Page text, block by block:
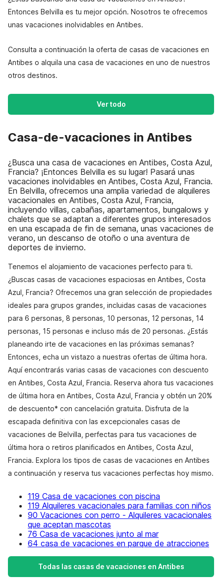
Entonces Belvilla es tu mejor opción. Nosotros te ofrecemos
unas vacaciones inolvidables en Antibes.
Consulta a continuación la oferta de casas de vacaciones en
Antibes o alquila una casa de vacaciones en uno de nuestros
otros destinos.
Ver todo
Casa-de-vacaciones in Antibes
¿Busca una casa de vacaciones en Antibes, Costa Azul,
Francia? ¡Entonces Belvilla es su lugar! Pasará unas
vacaciones inolvidables en Antibes, Costa Azul, Francia.
En Belvilla, ofrecemos una amplia variedad de alquileres
vacacionales en Antibes, Costa Azul, Francia,
incluyendo villas, cabañas, apartamentos, bungalows y
chalets que se adaptan a diferentes grupos interesados
en una escapada de fin de semana, unas vacaciones de
verano, un descanso de otoño o una aventura de
deportes de invierno.
Tenemos el alojamiento de vacaciones perfecto para ti.
¿Buscas casas de vacaciones espaciosas en Antibes, Costa
Azul, Francia? Ofrecemos una gran selección de propiedades
ideales para grupos grandes, incluidas casas de vacaciones
para 6 personas, 8 personas, 10 personas, 12 personas, 14
personas, 15 personas e incluso más de 20 personas. ¿Estás
planeando irte de vacaciones en las próximas semanas?
Entonces, echa un vistazo a nuestras ofertas de última hora.
Aquí encontrarás varias casas de vacaciones con descuento
en Antibes, Costa Azul, Francia. Reserva ahora tus vacaciones
de última hora en Antibes, Costa Azul, Francia y obtén un 20%
de descuento* con cancelación gratuita. Disfruta de la
escapada definitiva con las excepcionales casas de
vacaciones de Belvilla, perfectas para tus vacaciones de
última hora o retiros planificados en Antibes, Costa Azul,
Francia. Explora los tipos de casas de vacaciones en Antibes
a continuación y reserva tus vacaciones perfectas hoy mismo.
119 Casa de vacaciones con piscina
119 Alquileres vacacionales para familias con niños
90 Vacaciones con perro - Alquileres vacacionales
que aceptan mascotas
76 Casa de vacaciones junto al mar
64 casa de vacaciones en parque de atracciones
Todas las casas de vacaciones en Antibes